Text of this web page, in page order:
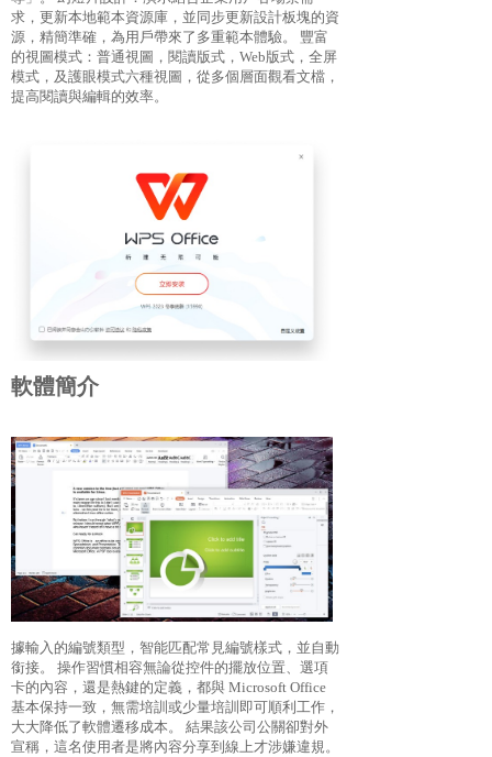
求，更新本地範本資源庫，並同步更新設計板塊的資
源，精簡準確，為用戶帶來了多重範本體驗。 豐富
的視圖模式：普通視圖，閱讀版式，Web版式，全屏
模式，及護眼模式六種視圖，從多個層面觀看文檔，
提高閱讀與編輯的效率。
軟體簡介
據輸入的編號類型，智能匹配常見編號樣式，並自動
銜接。 操作習慣相容無論從控件的擺放位置、選項
卡的內容，還是熱鍵的定義，都與 Microsoft Office
基本保持一致，無需培訓或少量培訓即可順利工作，
大大降低了軟體遷移成本。 結果該公司公關卻對外
宣稱，這名使用者是將內容分享到線上才涉嫌違規。